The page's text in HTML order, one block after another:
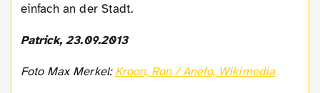
einfach an der Stadt.
Patrick, 23.09.2013
Foto Max Merkel:Kroon, Ron / Anefo, Wikimedia